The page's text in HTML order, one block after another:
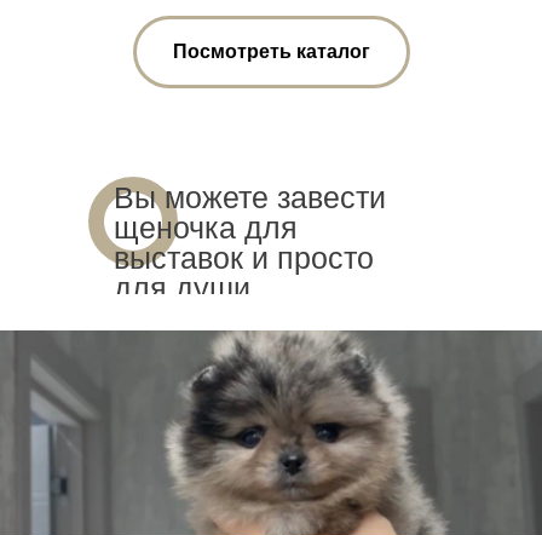
Посмотреть каталог
Вы можете завести
щеночка для
выставок и просто
для души